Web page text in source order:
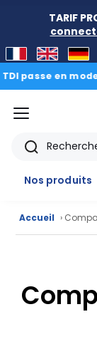
TARIF
passe en mode
CAD/3D
menu
Rechercher
Nos produits
Accueil ›